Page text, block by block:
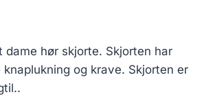
dame hør skjorte. Skjorten har
knaplukning og krave. Skjorten er